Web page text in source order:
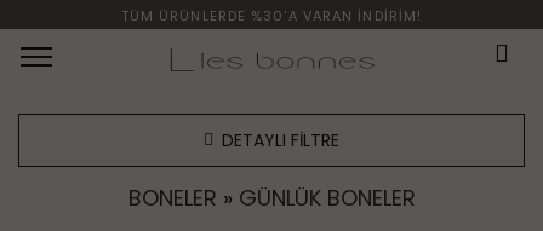
TÜM ÜRÜNLERDE %30'A VARAN İNDİRİM!
Menü
DETAYLI FİLTRE
BONELER » GÜNLÜK BONELER